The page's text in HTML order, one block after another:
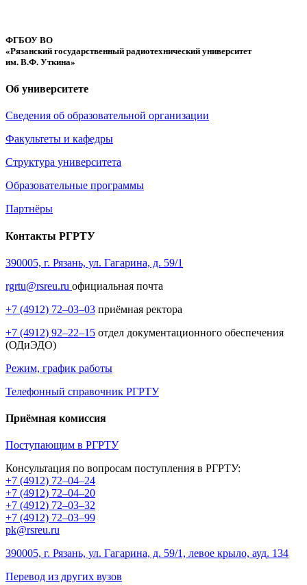
ФГБОУ ВО
«Рязанский государственный радиотехнический университет
им. В.Ф. Уткина»
Об университете
Сведения об образовательной организации
Факультеты и кафедры
Структура университета
Образовательные программы
Партнёры
Контакты РГРТУ
390005, г. Рязань, ул. Гагарина, д. 59/1
rgrtu@rsreu.ru официальная почта
+7 (4912) 72–03–03 приёмная ректора
+7 (4912) 92–22–15 отдел документационного обеспечения
(ОДиЭДО)
Режим, график работы
Телефонный справочник РГРТУ
Приёмная комиссия
Поступающим в РГРТУ
Консультация по вопросам поступления в РГРТУ:
+7 (4912) 72–04–24
+7 (4912) 72–04–20
+7 (4912) 72–03–32
+7 (4912) 72–03–99
pk@rsreu.ru
390005, г. Рязань, ул. Гагарина, д. 59/1, левое крыло, ауд. 134
Перевод из других вузов